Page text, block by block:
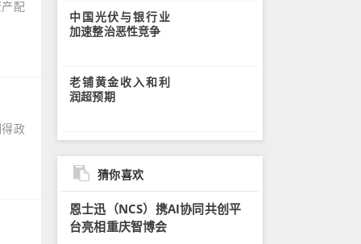
配
政
中国光伏与银行业
加速整治恶性竞争
老铺黄金收入和利
润超预期
猜你喜欢
恩士迅（NCS）携AI协同共创平
台亮相重庆智博会